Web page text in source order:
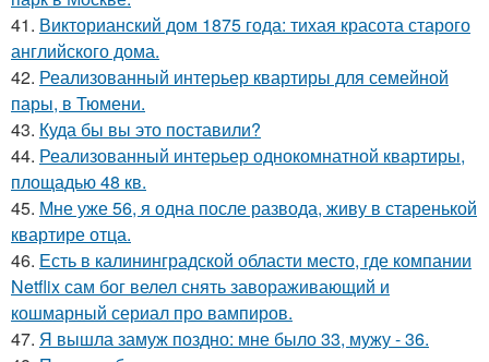
41. Викторианский дом 1875 года: тихая красота старого
английского дома.
42. Реализованный интерьер квартиры для семейной
пары, в Тюмени.
43. Куда бы вы это поставили?
44. Реализованный интерьер однокомнатной квартиры,
площадью 48 кв.
45. Мне уже 56, я одна после развода, живу в старенькой
квартире отца.
46. Есть в калининградской области место, где компании
Netflix сам бог велел снять завораживающий и
кошмарный сериал про вампиров.
47. Я вышла замуж поздно: мне было 33, мужу - 36.